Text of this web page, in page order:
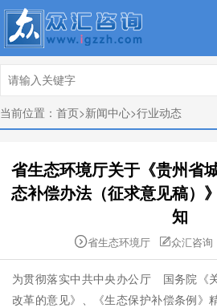
当前位置： 首页>新闻中心>行业动态
省生态环境厅关于《贵州省
态补偿办法（征求意见稿）
知
省生态环境厅 众汇咨询
为贯彻落实中共中央办公厅 国务院《
改革的意见》、《生态保护补偿条例》